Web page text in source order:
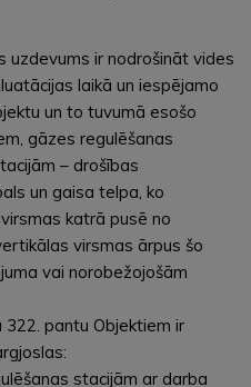
uzdevums ir nodrošināt vides
laikā un iespējamo
un to tuvumā esošo
gāzes regulēšanas
– drošības
un gaisa telpa, ko
katrā pusē no
virsmas ārpus šo
vai norobežojošām
pantu Objektiem ir
stacijām ar darba